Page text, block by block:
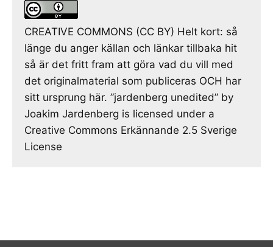
CREATIVE COMMONS (CC BY) Helt kort: så
länge du anger källan och länkar tillbaka hit
så är det fritt fram att göra vad du vill med
det originalmaterial som publiceras OCH har
sitt ursprung här. ”jardenberg unedited” by
Joakim Jardenberg is licensed under a
Creative Commons Erkännande 2.5 Sverige
License